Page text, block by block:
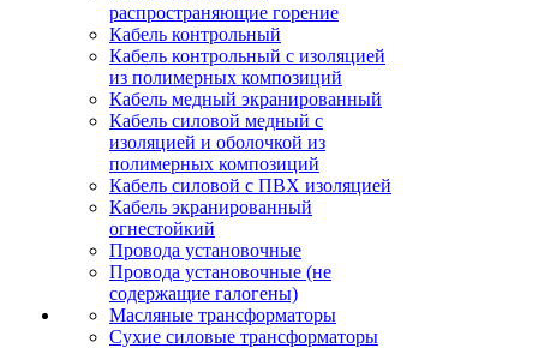
распространяющие горение
Кабель контрольный
Кабель контрольный с изоляцией
из полимерных композиций
Кабель медный экранированный
Кабель силовой медный с
изоляцией и оболочкой из
полимерных композиций
Кабель силовой с ПВХ изоляцией
Кабель экранированный
огнестойкий
Провода установочные
Провода установочные (не
содержащие галогены)
Масляные трансформаторы
Сухие силовые трансформаторы